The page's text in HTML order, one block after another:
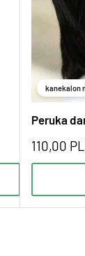
kanekalon
Peruka
110,00